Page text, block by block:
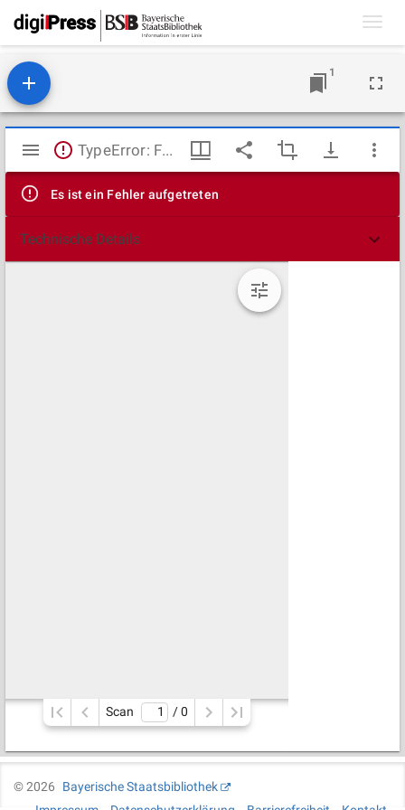
1
Mirador
Viewer
TypeError: Failed to fetch
Es ist ein Fehler aufgetreten
Technische Details
Scan / 0
©2026
Bayerische Staatsbibliothek